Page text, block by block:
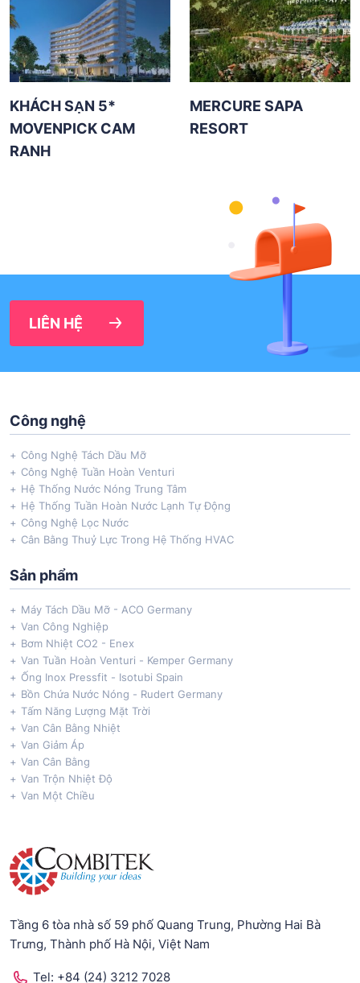
KHÁCH SẠN 5*
MOVENPICK CAM
RANH
MERCURE SAPA
RESORT
LIÊN HỆ
Công nghệ
Công Nghệ Tách Dầu Mỡ
Công Nghệ Tuần Hoàn Venturi
Hệ Thống Nước Nóng Trung Tâm
Hệ Thống Tuần Hoàn Nước Lạnh Tự Động
Công Nghệ Lọc Nước
Cân Bằng Thuỷ Lực Trong Hệ Thống HVAC
Sản phẩm
Máy Tách Dầu Mỡ - ACO Germany
Van Công Nghiệp
Bơm Nhiệt CO2 - Enex
Van Tuần Hoàn Venturi - Kemper Germany
Ống Inox Pressfit - Isotubi Spain
Bồn Chứa Nước Nóng - Rudert Germany
Tấm Năng Lượng Mặt Trời
Van Cân Bằng Nhiệt
Van Giảm Áp
Van Cân Bằng
Van Trộn Nhiệt Độ
Van Một Chiều
Tầng 6 tòa nhà số 59 phố Quang Trung, Phường Hai Bà
Trưng, Thành phố Hà Nội, Việt Nam
Tel: +84 (24) 3212 7028